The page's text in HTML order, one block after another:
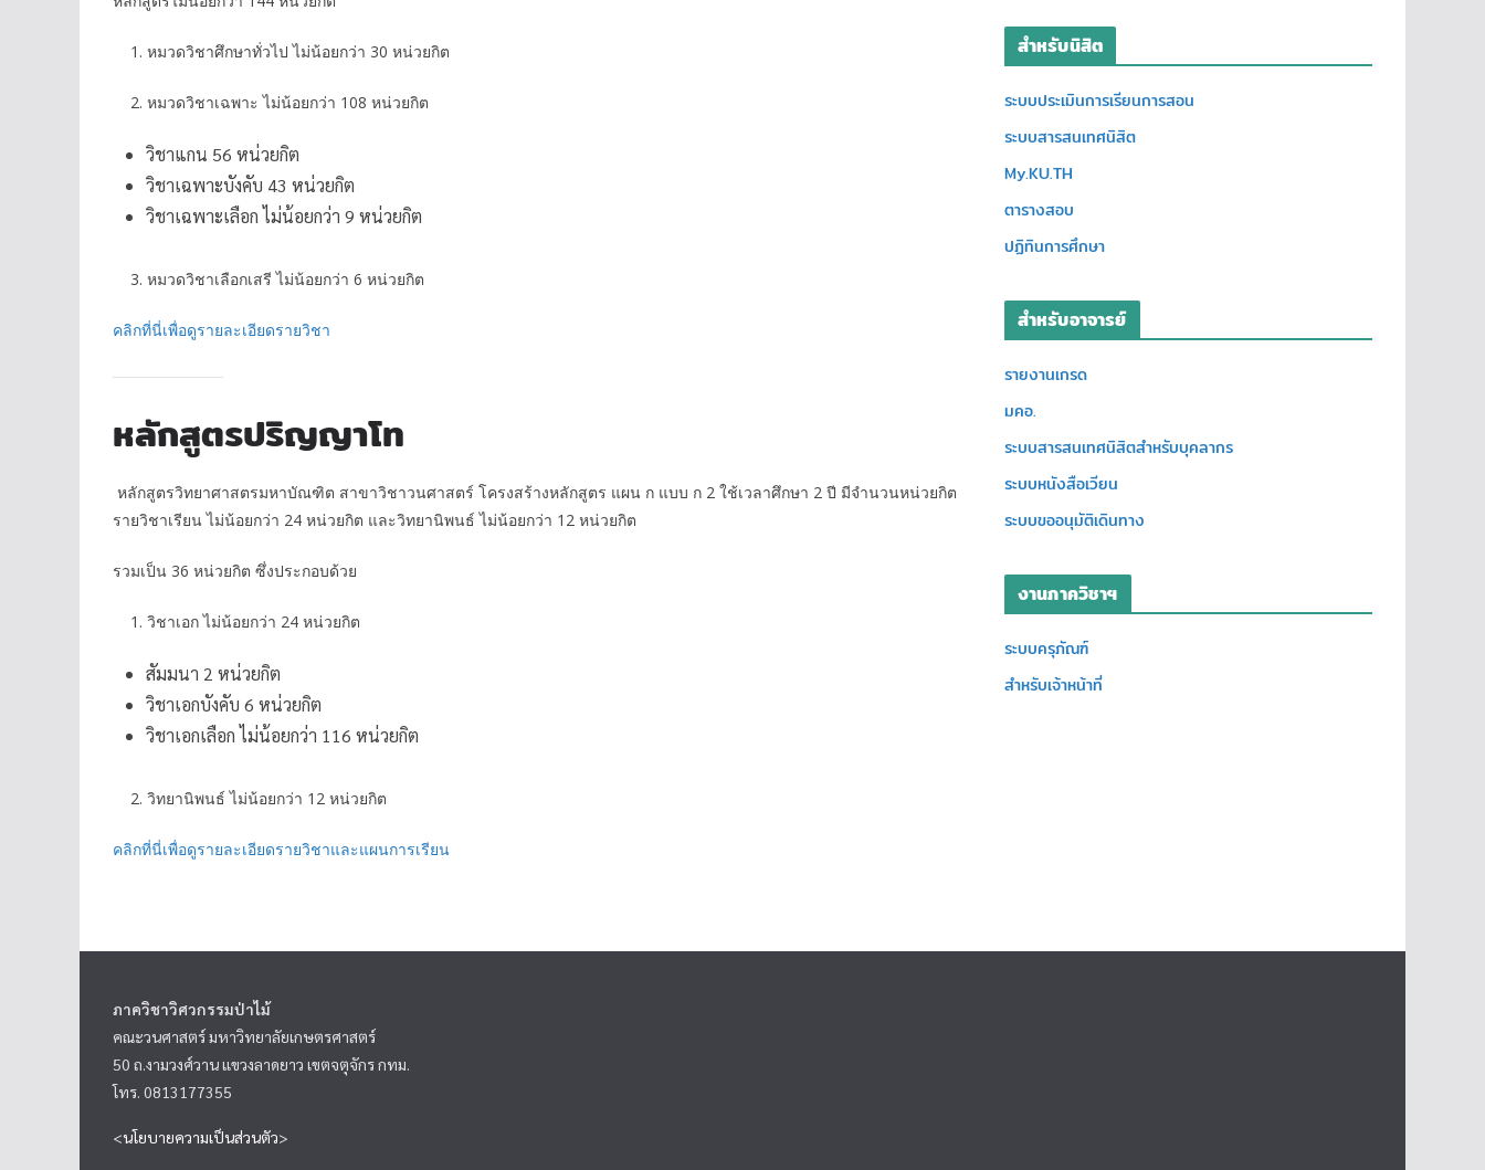
1. หมวดวิชาศึกษาทั่วไป ไม่น้อยกว่า 30 หน่วยกิต
2. หมวดวิชาเฉพาะ ไม่น้อยกว่า 108 หน่วยกิต
วิชาแกน 56 หน่วยกิต
วิชาเฉพาะบังคับ 43 หน่วยกิต
วิชาเฉพาะเลือก ไม่น้อยกว่า 9 หน่วยกิต
3. หมวดวิชาเลือกเสรี ไม่น้อยกว่า 6 หน่วยกิต
คลิกที่นี่เพื่อดูรายละเอียดรายวิชา
หลักสูตรปริญญาโท
หลักสูตรวิทยาศาสตรมหาบัณฑิต สาขาวิชาวนศาสตร์ โครงสร้างหลักสูตร แผน ก แบบ ก 2 ใช้เวลาศึกษา 2 ปี มีจำนวนหน่วยกิต
รายวิชาเรียน ไม่น้อยกว่า 24 หน่วยกิต และวิทยานิพนธ์ ไม่น้อยกว่า 12 หน่วยกิต
รวมเป็น 36 หน่วยกิต ซึ่งประกอบด้วย
1. วิชาเอก ไม่น้อยกว่า 24 หน่วยกิต
สัมมนา 2 หน่วยกิต
วิชาเอกบังคับ 6 หน่วยกิต
วิชาเอกเลือก ไม่น้อยกว่า 116 หน่วยกิต
2. วิทยานิพนธ์ ไม่น้อยกว่า 12 หน่วยกิต
คลิกที่นี่เพื่อดูรายละเอียดรายวิชาและแผนการเรียน
สำหรับนิสิต
ระบบประเมินการเรียนการสอน
ระบบสารสนเทศนิสิต
My.KU.TH
ตารางสอบ
ปฏิทินการศึกษา
สำหรับอาจารย์
รายงานเกรด
มคอ.
ระบบสารสนเทศนิสิตสำหรับบุคลากร
ระบบหนังสือเวียน
ระบบขออนุมัติเดินทาง
งานภาควิชาฯ
ระบบครุภัณฑ์
สำหรับเจ้าหน้าที่
ภาควิชาวิศวกรรมป่าไม้
คณะวนศาสตร์ มหาวิทยาลัยเกษตรศาสตร์
50 ถ.งามวงศ์วาน แขวงลาดยาว เขตจตุจักร กทม.
โทร. 0813177355
<นโยบายความเป็นส่วนตัว>